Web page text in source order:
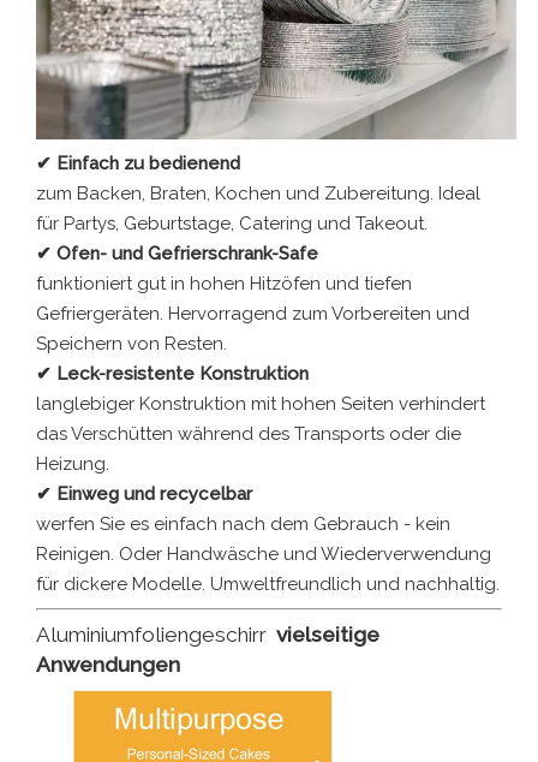
✔ Einfach zu bedienend
zum Backen, Braten, Kochen und Zubereitung. Ideal
für Partys, Geburtstage, Catering und Takeout.
✔ Ofen- und Gefrierschrank-Safe
funktioniert gut in hohen Hitzöfen und tiefen
Gefriergeräten. Hervorragend zum Vorbereiten und
Speichern von Resten.
✔ Leck-resistente Konstruktion
langlebiger Konstruktion mit hohen Seiten verhindert
das Verschütten während des Transports oder die
Heizung.
✔ Einweg und recycelbar
werfen Sie es einfach nach dem Gebrauch - kein
Reinigen. Oder Handwäsche und Wiederverwendung
für dickere Modelle. Umweltfreundlich und nachhaltig.
Aluminiumfoliengeschirr vielseitige
Anwendungen